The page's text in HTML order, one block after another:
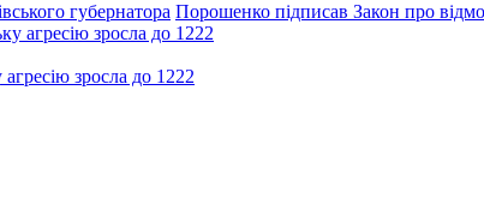
губернатора Порошенко підписав Закон про
зросла до 1222